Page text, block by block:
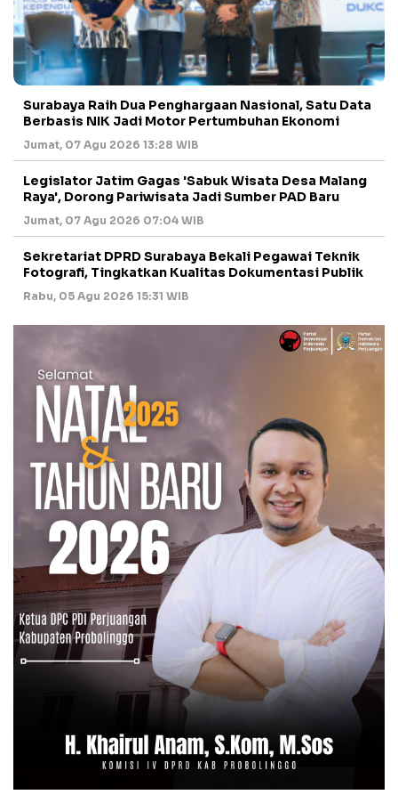
Surabaya Raih Dua Penghargaan Nasional, Satu Data
Berbasis NIK Jadi Motor Pertumbuhan Ekonomi
Jumat, 07 Agu 2026 13:28 WIB
Legislator Jatim Gagas 'Sabuk Wisata Desa Malang
Raya', Dorong Pariwisata Jadi Sumber PAD Baru
Jumat, 07 Agu 2026 07:04 WIB
Sekretariat DPRD Surabaya Bekali Pegawai Teknik
Fotografi, Tingkatkan Kualitas Dokumentasi Publik
Rabu, 05 Agu 2026 15:31 WIB